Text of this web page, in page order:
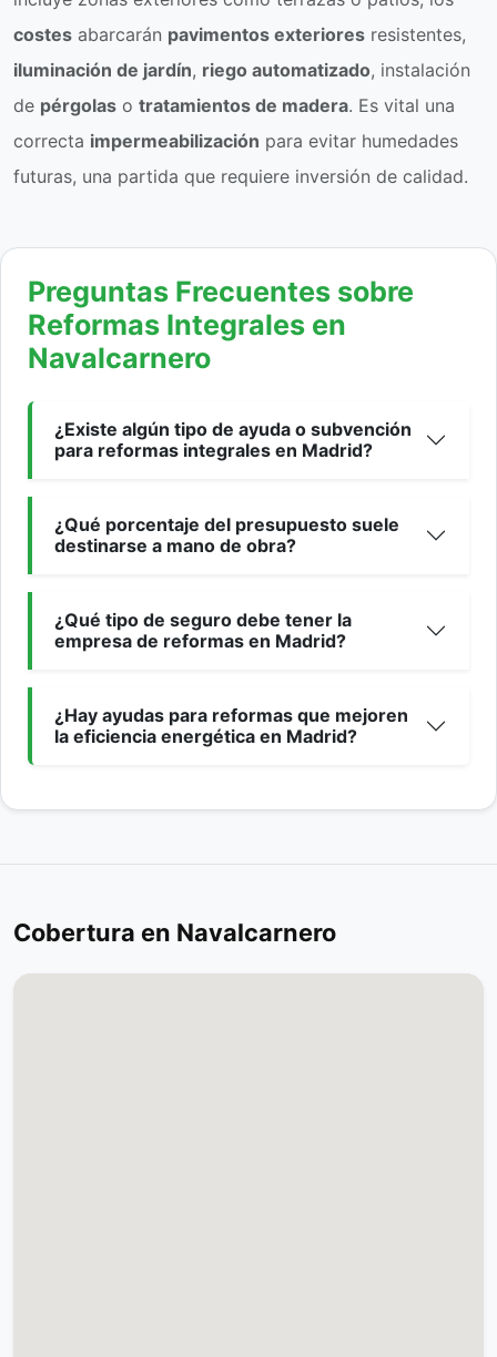
costes abarcarán pavimentos exteriores resistentes,
iluminación de jardín, riego automatizado, instalación
de pérgolas o tratamientos de madera. Es vital una
correcta impermeabilización para evitar humedades
futuras, una partida que requiere inversión de calidad.
Preguntas Frecuentes sobre
Reformas Integrales en
Navalcarnero
¿Existe algún tipo de ayuda o subvención
para reformas integrales en Madrid?
¿Qué porcentaje del presupuesto suele
destinarse a mano de obra?
¿Qué tipo de seguro debe tener la
empresa de reformas en Madrid?
¿Hay ayudas para reformas que mejoren
la eficiencia energética en Madrid?
Cobertura en Navalcarnero